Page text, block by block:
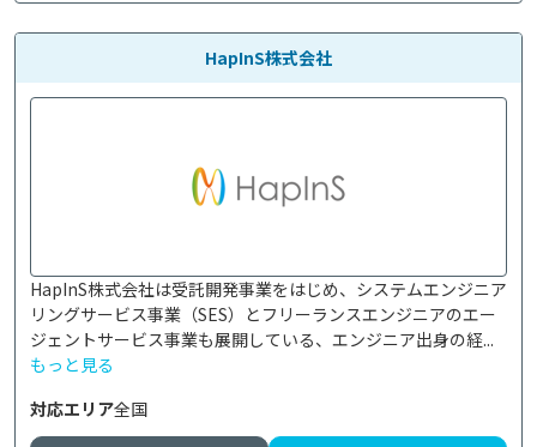
HapInS株式会社
HapInS株式会社は受託開発事業をはじめ、システムエンジニア
リングサービス事業（SES）とフリーランスエンジニアのエー
ジェントサービス事業も展開している、エンジニア出身の経...
もっと見る
対応エリア全国